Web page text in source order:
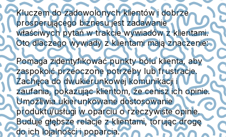
Kluczem do zadowolonych klientów i dobrze
prosperującego biznesu jest zadawanie
właściwych pytań w trakcie wywiadów z klientami.
Oto dlaczego wywiady z klientami mają znaczenie:
Pomaga zidentyfikować punkty bólu klienta, aby
zaspokoić przeoczone potrzeby lub frustracje.
Zachęca do dwukierunkowej komunikacji i
zaufania, pokazując klientom, że cenisz ich opinie.
Umożliwia ukierunkowane dostosowanie
produktu/usługi w oparciu o rzeczywiste opinie.
Buduje głębsze relacje z klientami, torując drogę
do ich lojalności i poparcia.